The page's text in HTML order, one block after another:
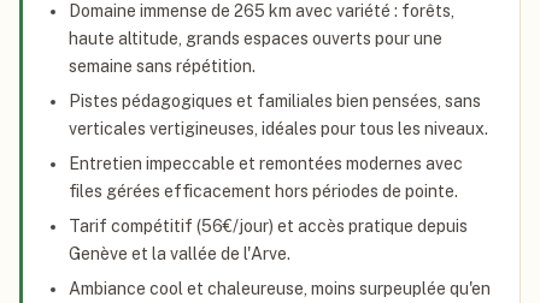
Domaine immense de 265 km avec variété : forêts,
haute altitude, grands espaces ouverts pour une
semaine sans répétition.
Pistes pédagogiques et familiales bien pensées, sans
verticales vertigineuses, idéales pour tous les niveaux.
Entretien impeccable et remontées modernes avec
files gérées efficacement hors périodes de pointe.
Tarif compétitif (56€/jour) et accès pratique depuis
Genève et la vallée de l'Arve.
Ambiance cool et chaleureuse, moins surpeuplée qu'en